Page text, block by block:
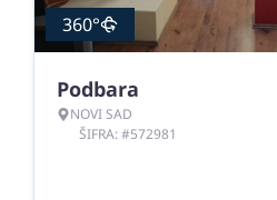
360°
Podbara
NOVI SAD
ŠIFRA: #572981